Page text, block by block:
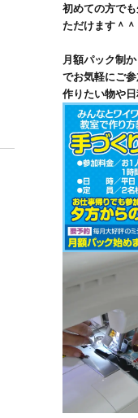
初めての方で
ただけます＾＾
月額パック制
でお気軽にご
作りたい物や日